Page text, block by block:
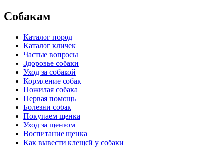
Собакам
Каталог пород
Каталог кличек
Частые вопросы
Здоровье собаки
Уход за собакой
Кормление собак
Пожилая собака
Первая помощь
Болезни собак
Покупаем щенка
Уход за щенком
Воспитание щенка
Как вывести клещей у собаки